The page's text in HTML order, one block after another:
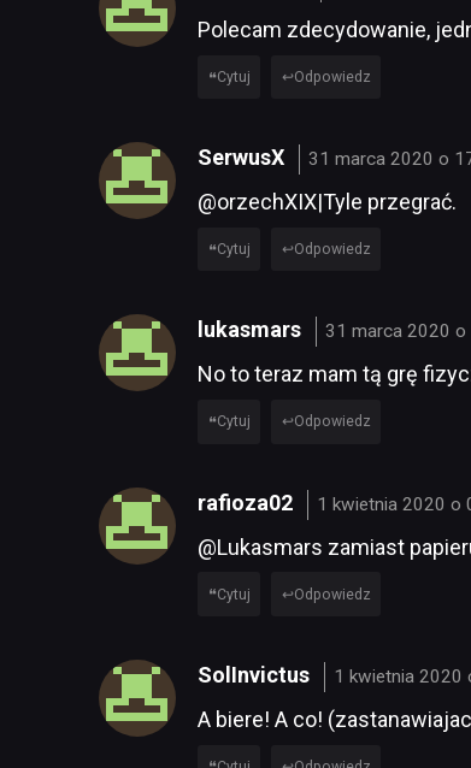
Polecam zdecydowanie,
Cytuj Odpowiedz
SerwusX 31 marca 2020 o
@orzechXIX|Tyle przegrać.
Cytuj Odpowiedz
lukasmars 31 marca 2020 o
No to teraz mam tą grę
Cytuj Odpowiedz
rafioza02 1 kwietnia 2020 o
@Lukasmars zamiast
Cytuj Odpowiedz
SolInvictus 1 kwietnia 2020
A biere! A co!